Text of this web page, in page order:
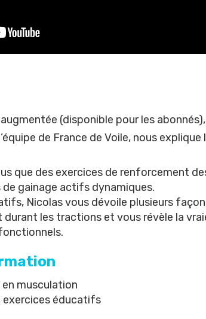
(disponible pour les abonnés),
de France de Voile, nous
que des exercices de renforcement
gainage actifs dynamiques.
Nicolas vous dévoile plusieurs
les tractions et vous révèle la
musculation
exercices éducatifs